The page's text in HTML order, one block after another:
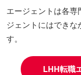
エージェントは各
ジェントにはできな
す。
LHH転職